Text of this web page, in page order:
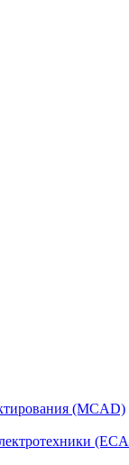
(MCAD)